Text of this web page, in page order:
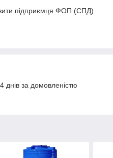
підприємця ФОП (СПД)
днів за домовленістю